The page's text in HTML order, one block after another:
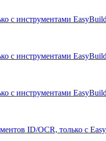
с инструментами
с инструментами
с инструментами
ID/OCR, только с